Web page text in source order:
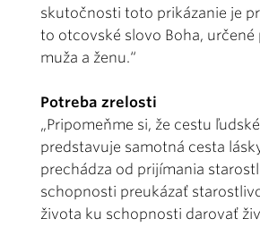
skutočnosti toto prikázanie je
to otcovské slovo Boha, určené
muža a ženu.“
Potreba zrelosti
„Pripomeňme si, že cestu
predstavuje samotná cesta
prechádza od prijímania
schopnosti preukázať
života ku schopnosti darovať